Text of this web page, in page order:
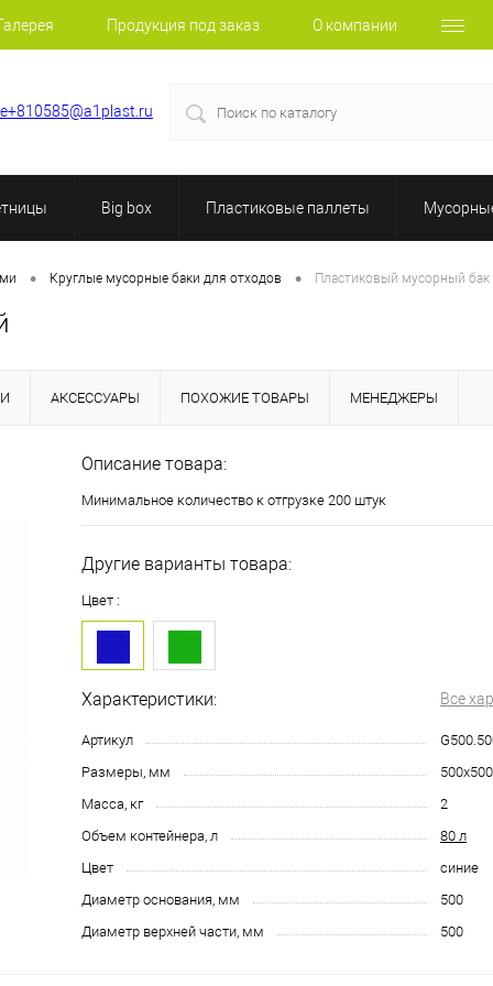
Продукция под заказ О компании
Big box Пластиковые паллеты
• Круглые мусорные баки для отходов • Пластиковый мусорный бак
АКСЕССУАРЫ ПОХОЖИЕ ТОВАРЫ МЕНЕДЖЕРЫ
Описание товара:
Минимальное количество к отгрузке 200 штук
Другие варианты товара:
Цвет :
Характеристики: Все
Артикул
Размеры, мм
Масса, кг
2
Объем контейнера, л
80 л
Цвет
синие
Диаметр основания, мм
500
Диаметр верхней части, мм
500